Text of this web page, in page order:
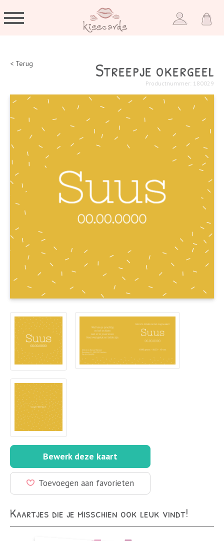
< Terug Streepje okergeel
Productnummer: 180029
Bewerk deze kaart
Toevoegen aan favorieten
Kaartjes die je misschien ook leuk vindt!